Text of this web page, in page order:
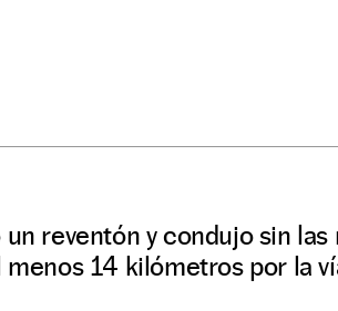
reventón y condujo sin las
14 kilómetros por la